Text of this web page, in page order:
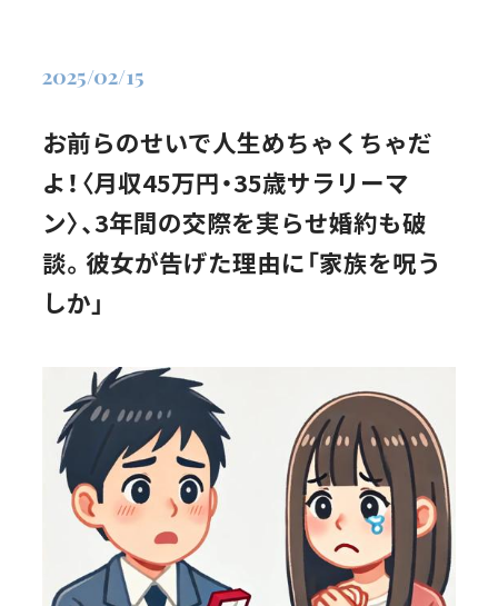
お前らのせいで人生めちゃくちゃだ
よ！〈月収45万円・35歳サラリーマ
ン〉、3年間の交際を実らせ婚約も破
談。彼女が告げた理由に「家族を呪う
しか」
2025/02/15